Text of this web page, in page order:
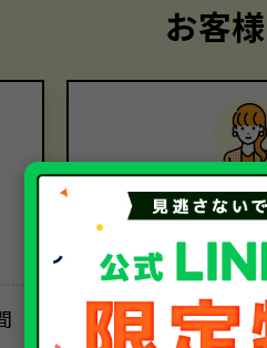
お客
50代・女性
レッカー代は意外